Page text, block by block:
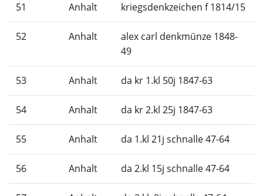
51 Anhalt kriegsdenkzeichen f 1814/15
52 Anhalt
alex carl denkmünze 1848-
49
53 Anhalt da kr 1.kl 50j 1847-63
54 Anhalt da kr 2.kl 25j 1847-63
55 Anhalt da 1.kl 21j schnalle 47-64
56 Anhalt da 2.kl 15j schnalle 47-64